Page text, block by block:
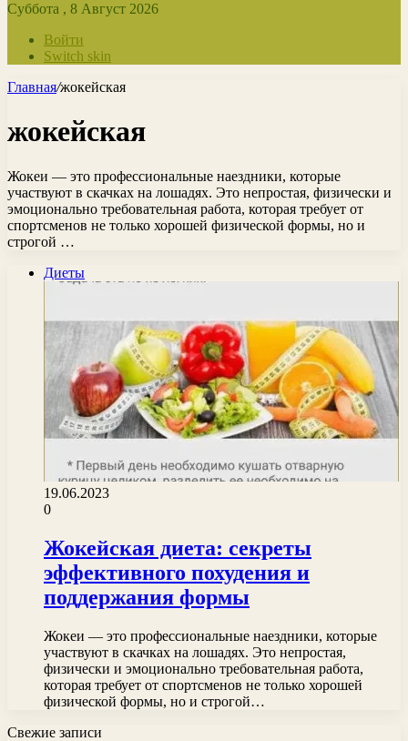
Суббота , 8 Август 2026
Войти
Switch skin
Главная/жокейская
жокейская
Жокеи — это профессиональные наездники, которые
участвуют в скачках на лошадях. Это непростая, физически и
эмоционально требовательная работа, которая требует от
спортсменов не только хорошей физической формы, но и
строгой …
Диеты
19.06.2023
0
Жокейская диета: секреты
эффективного похудения и
поддержания формы
Жокеи — это профессиональные наездники, которые
участвуют в скачках на лошадях. Это непростая,
физически и эмоционально требовательная работа,
которая требует от спортсменов не только хорошей
физической формы, но и строгой…
Свежие записи